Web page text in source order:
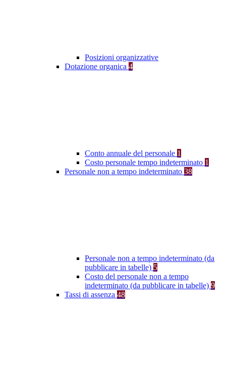
Posizioni organizzative
Dotazione organica 4
Conto annuale del personale 1
Costo personale tempo indeterminato 1
Personale non a tempo indeterminato 38
Personale non a tempo indeterminato (da
pubblicare in tabelle) 5
Costo del personale non a tempo
indeterminato (da pubblicare in tabelle) 9
Tassi di assenza 48